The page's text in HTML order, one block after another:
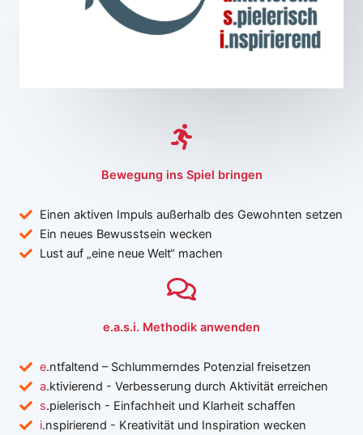
Bewegung ins Spiel bringen
Einen aktiven Impuls außerhalb des Gewohnten setzen
Ein neues Bewusstsein wecken
Lust auf „eine neue Welt“ machen
e.a.s.i. Methodik anwenden
e.ntfaltend – Schlummerndes Potenzial freisetzen
a.ktivierend - Verbesserung durch Aktivität erreichen
s.pielerisch - Einfachheit und Klarheit schaffen
i.nspirierend - Kreativität und Inspiration wecken